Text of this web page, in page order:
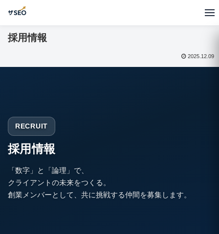
採用情報
2025.12.09
RECRUIT
採用情報
「数字」と「論理」で、
クライアントの未来をつくる。
創業メンバーとして、共に挑戦する仲間を募集します。